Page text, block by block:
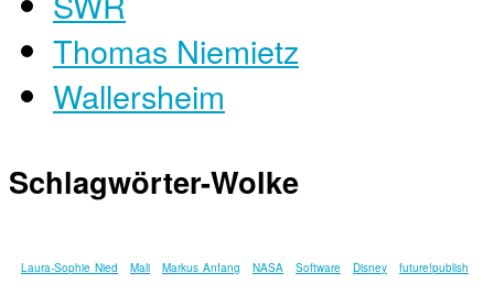
Thomas Niemietz
Wallersheim
Schlagwörter-Wolke
Laura-Sophie Nied Mali Markus Anfang NASA Software Disney future!publish